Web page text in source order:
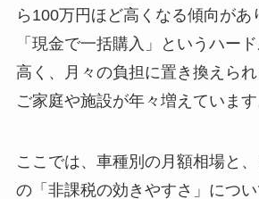
ら100万円ほど高くなる傾向があ
「現金で一括購入」というハー
高く、月々の負担に置き換えら
ご家庭や施設が年々増えています
ここでは、車種別の月額相場と
の「非課税の効きやすさ」につい